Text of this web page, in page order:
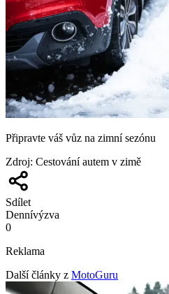
Připravte váš vůz na zimní sezónu
Zdroj: Cestování autem v zimě
Sdílet
Dennívýzva
0
Reklama
Další články z MotoGuru